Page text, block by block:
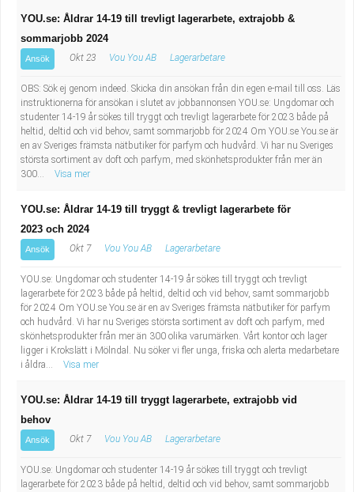
YOU.se: Åldrar 14-19 till trevligt lagerarbete, extrajobb &
sommarjobb 2024
Ansök Okt 23 Vou You AB Lagerarbetare
OBS: Sök ej genom indeed. Skicka din ansökan från din egen e-mail till oss. Läs
instruktionerna för ansökan i slutet av jobbannonsen YOU.se: Ungdomar och
studenter 14-19 år sökes till tryggt och trevligt lagerarbete för 2023 både på
heltid, deltid och vid behov, samt sommarjobb för 2024 Om YOU.se You.se är
en av Sveriges främsta nätbutiker för parfym och hudvård. Vi har nu Sveriges
största sortiment av doft och parfym, med skönhetsprodukter från mer än
300...
Visa mer
YOU.se: Åldrar 14-19 till tryggt & trevligt lagerarbete för
2023 och 2024
Ansök Okt 7 Vou You AB Lagerarbetare
YOU.se: Ungdomar och studenter 14-19 år sökes till tryggt och trevligt
lagerarbete för 2023 både på heltid, deltid och vid behov, samt sommarjobb
för 2024 Om YOU.se You.se är en av Sveriges främsta nätbutiker för parfym
och hudvård. Vi har nu Sveriges största sortiment av doft och parfym, med
skönhetsprodukter från mer än 300 olika varumärken. Vårt kontor och lager
ligger i Krokslätt i Mölndal. Nu söker vi fler unga, friska och alerta medarbetare
i åldra...
Visa mer
YOU.se: Åldrar 14-19 till tryggt lagerarbete, extrajobb vid
behov
Ansök Okt 7 Vou You AB Lagerarbetare
YOU.se: Ungdomar och studenter 14-19 år sökes till tryggt och trevligt
lagerarbete för 2023 både på heltid, deltid och vid behov, samt sommarjobb